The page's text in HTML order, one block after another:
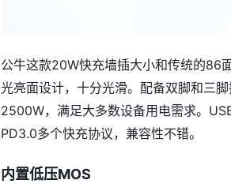
公牛这款20W快充墙插大小和传统的86
光亮面设计，十分光滑。配备双脚和三
2500W，满足大多数设备用电需求。
PD3.0多个快充协议，兼容性不错。
内置低压MOS